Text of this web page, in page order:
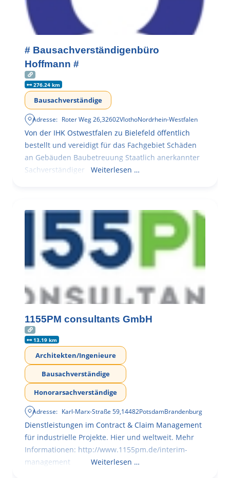
# Bausachverständigenbüro
Hoffmann #
276.24 km
Bausachverständige
Adresse: Roter Weg 26,32602VlothoNordrhein-Westfalen
Von der IHK Ostwestfalen zu Bielefeld öffentlich
bestellt und vereidigt für das Fachgebiet Schäden
an Gebäuden Baubetreuung Staatlich anerkannter
Sachverständiger
Weiterlesen …
1155PM consultants GmbH
13.19 km
Architekten/Ingenieure
Bausachverständige
Honorarsachverständige
Adresse: Karl-Marx-Straße 59,14482PotsdamBrandenburg
Dienstleistungen im Contract & Claim Management
für industrielle Projekte. Hier und weltweit. Mehr
Informationen: http://www.1155pm.de/interim-
management
Weiterlesen …